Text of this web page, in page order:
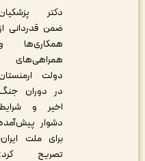
دکتر پزشکیان
ضمن قدردانی از
همکاری‌ها و
همراهی‌های
دولت ارمنستان
در دوران جنگ
اخیر و شرایط
دشوار پیش‌آمده
برای ملت ایران،
تصریح کرد: